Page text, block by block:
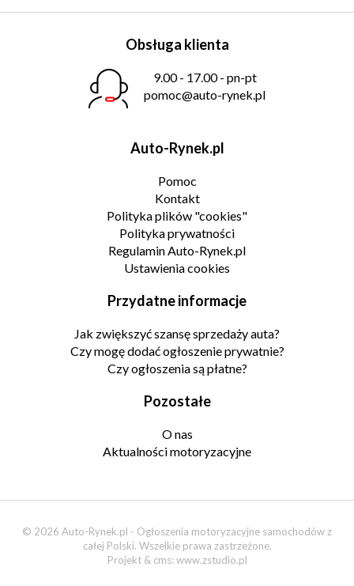
Obsługa klienta
9.00 - 17.00 - pn-pt
pomoc@auto-rynek.pl
Auto-Rynek.pl
Pomoc
Kontakt
Polityka plików "cookies"
Polityka prywatności
Regulamin Auto-Rynek.pl
Ustawienia cookies
Przydatne informacje
Jak zwiększyć szansę sprzedaży auta?
Czy mogę dodać ogłoszenie prywatnie?
Czy ogłoszenia są płatne?
Pozostałe
O nas
Aktualności motoryzacyjne
© 2026 Auto-Rynek.pl - Ogłoszenia motoryzacyjne samochodów z
całej Polski. Wszelkie prawa zastrzeżone.
Projekt & cms: www.zstudio.pl